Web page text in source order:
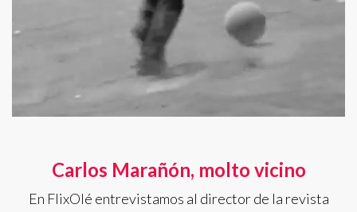
Carlos Marañón, molto vicino
En FlixOlé entrevistamos al director de la revista